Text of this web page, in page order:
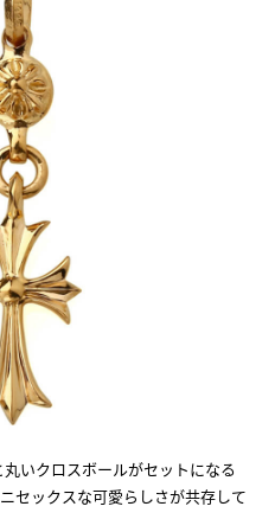
いクロスボールがセットになる
セックスな可愛らしさが共存して